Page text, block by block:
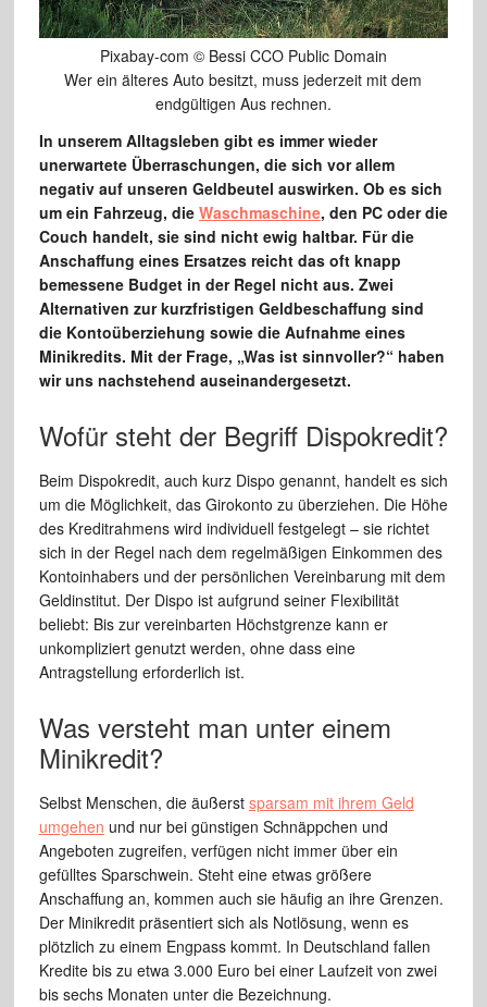
Pixabay-com © Bessi CCO Public Domain
Wer ein älteres Auto besitzt, muss jederzeit mit dem
endgültigen Aus rechnen.
In unserem Alltagsleben gibt es immer wieder
unerwartete Überraschungen, die sich vor allem
negativ auf unseren Geldbeutel auswirken. Ob es sich
um ein Fahrzeug, die Waschmaschine, den PC oder die
Couch handelt, sie sind nicht ewig haltbar. Für die
Anschaffung eines Ersatzes reicht das oft knapp
bemessene Budget in der Regel nicht aus. Zwei
Alternativen zur kurzfristigen Geldbeschaffung sind
die Kontoüberziehung sowie die Aufnahme eines
Minikredits. Mit der Frage, „Was ist sinnvoller?“ haben
wir uns nachstehend auseinandergesetzt.
Wofür steht der Begriff Dispokredit?
Beim Dispokredit, auch kurz Dispo genannt, handelt es sich
um die Möglichkeit, das Girokonto zu überziehen. Die Höhe
des Kreditrahmens wird individuell festgelegt – sie richtet
sich in der Regel nach dem regelmäßigen Einkommen des
Kontoinhabers und der persönlichen Vereinbarung mit dem
Geldinstitut. Der Dispo ist aufgrund seiner Flexibilität
beliebt: Bis zur vereinbarten Höchstgrenze kann er
unkompliziert genutzt werden, ohne dass eine
Antragstellung erforderlich ist.
Was versteht man unter einem
Minikredit?
Selbst Menschen, die äußerst sparsam mit ihrem Geld
umgehen und nur bei günstigen Schnäppchen und
Angeboten zugreifen, verfügen nicht immer über ein
gefülltes Sparschwein. Steht eine etwas größere
Anschaffung an, kommen auch sie häufig an ihre Grenzen.
Der Minikredit präsentiert sich als Notlösung, wenn es
plötzlich zu einem Engpass kommt. In Deutschland fallen
Kredite bis zu etwa 3.000 Euro bei einer Laufzeit von zwei
bis sechs Monaten unter die Bezeichnung.